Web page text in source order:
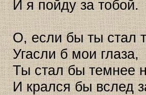
И я пойду за тобой.
О, если бы ты стал
Угасли б мои глаза,
Ты стал бы темнее
И крался бы вслед